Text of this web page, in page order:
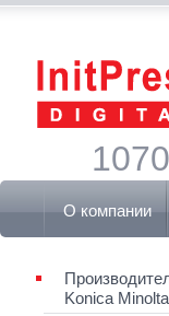
О компании
Konica Minolta